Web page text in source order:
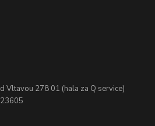
Vltavou 278 01 (hala za Q service)